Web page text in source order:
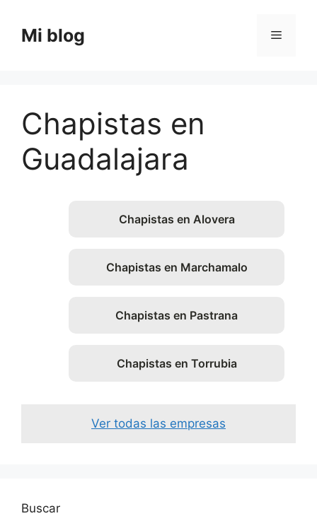
contenido
Mi blog Menú
Chapistas en
Guadalajara
Chapistas en Alovera
Chapistas en Marchamalo
Chapistas en Pastrana
Chapistas en Torrubia
Ver todas las empresas
Buscar